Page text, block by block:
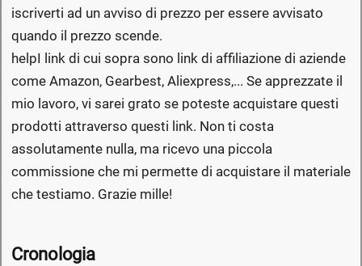
iscriverti ad un avviso di prezzo per essere avvisato
quando il prezzo scende.
helpI link di cui sopra sono link di affiliazione di aziende
come Amazon, Gearbest, Aliexpress,... Se apprezzate il
mio lavoro, vi sarei grato se poteste acquistare questi
prodotti attraverso questi link. Non ti costa
assolutamente nulla, ma ricevo una piccola
commissione che mi permette di acquistare il materiale
che testiamo. Grazie mille!
Cronologia